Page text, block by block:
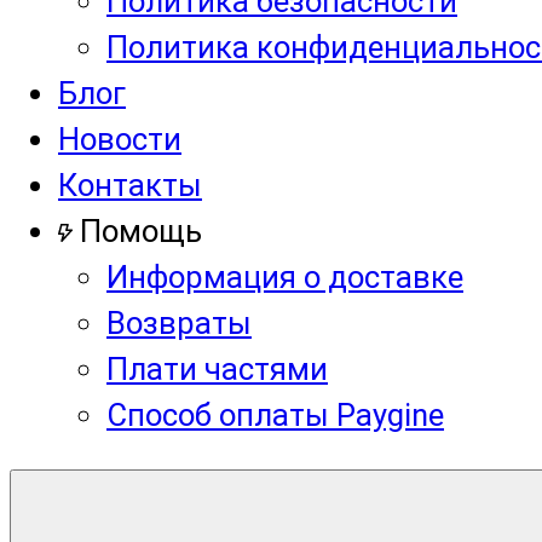
Политика
Блог
Новости
Контакты
Помощь
Информация о доставке
Возвраты
Плати частями
Способ оплаты Paygine